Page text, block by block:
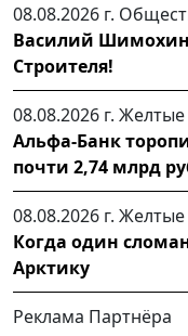
08.08.2026 г.
Василий Шимохин
Строителя!
08.08.2026 г. Желтые
Альфа-Банк
почти 2,74 млрд
08.08.2026 г. Желтые
Когда один
Арктику
Реклама Партнёра